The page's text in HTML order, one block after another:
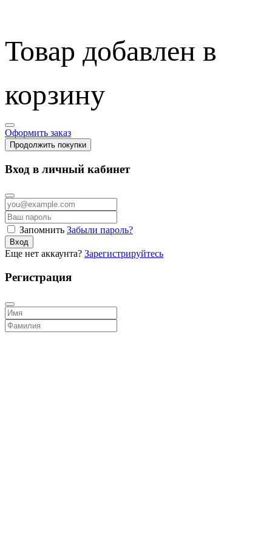
Товар добавлен в
корзину
Оформить заказ
Продолжить покупки
Вход в личный кабинет
Запомнить Забыли пароль?
Вход
Еще нет аккаунта? Зарегистрируйтесь
Регистрация